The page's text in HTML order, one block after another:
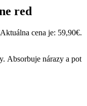
red
Aktuálna cena je: 59,90€.
Absorbuje nárazy a pot